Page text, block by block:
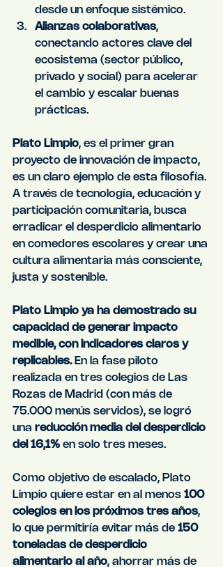
desde un enfoque sistémico.
Alianzas colaborativas,
conectando actores clave del
ecosistema (sector público,
privado y social) para acelerar
el cambio y escalar buenas
prácticas.
Plato Limpio, es el primer gran
proyecto de innovación de impacto,
es un claro ejemplo de esta filosofía.
A través de tecnología, educación y
participación comunitaria, busca
erradicar el desperdicio alimentario
en comedores escolares y crear una
cultura alimentaria más consciente,
justa y sostenible.
Plato Limpio ya ha demostrado su
capacidad de generar impacto
medible, con indicadores claros y
replicables. En la fase piloto
realizada en tres colegios de Las
Rozas de Madrid (con más de
75.000 menús servidos), se logró
una reducción media del desperdicio
del 16,1% en solo tres meses.
Como objetivo de escalado, Plato
Limpio quiere estar en al menos 100
colegios en los próximos tres años,
lo que permitiría evitar más de 150
toneladas de desperdicio
alimentario al año, ahorrar más de